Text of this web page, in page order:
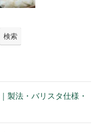
検索
製法・バリスタ仕様・